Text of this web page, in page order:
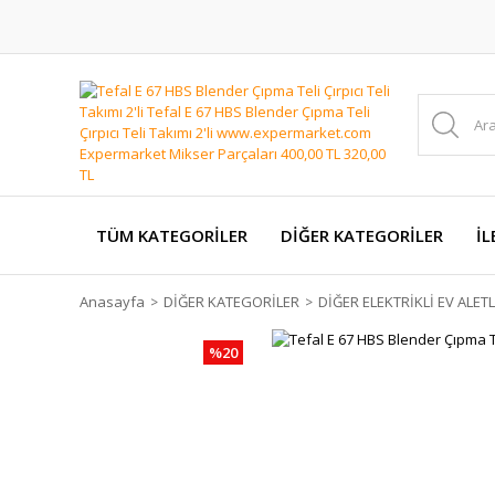
TÜM KATEGORİLER DİĞER KATEGORİLER
Anasayfa DİĞER KATEGORİLER DİĞER ELEKTRİKLİ EV
%20